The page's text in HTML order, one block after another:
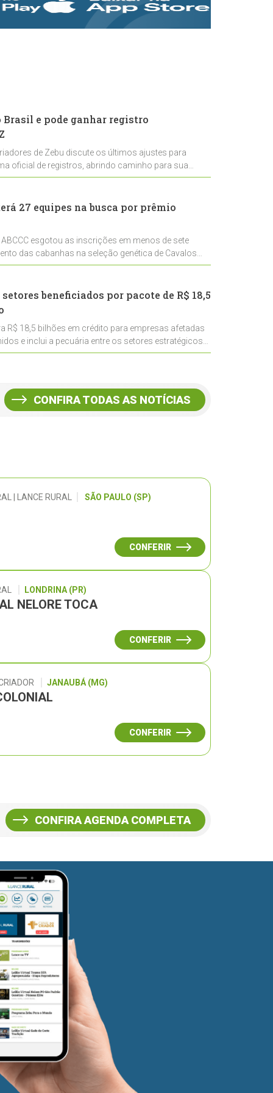
rastreabilidade e
rigor técnico para
Brasil e pode ganhar registro
de Zebu discute os últimos ajustes para
oficial de registros, abrindo caminho para sua
27 equipes na busca por prêmio
esgotou as inscrições em menos de sete
das cabanhas na seleção genética de Cavalos
beneficiados por pacote de R$ 18,5
R$ 18,5 bilhões em crédito para empresas afetadas
e inclui a pecuária entre os setores estratégicos
CONFIRA TODAS AS NOTÍCIAS
| LANCE RURAL SÃO PAULO (SP)
CONFERIR
LONDRINA (PR)
NELORE TOCA
CONFERIR
JANAUBÁ (MG)
CONFERIR
CONFIRA AGENDA COMPLETA